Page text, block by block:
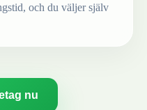
och du väljer själv
nu